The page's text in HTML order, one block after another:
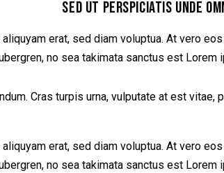
SED UT PERSPICIATIS UNDE
erat, sed diam voluptua. At vero
no sea takimata sanctus est Lorem
Cras turpis urna, vulputate at est vitae,
erat, sed diam voluptua. At vero
no sea takimata sanctus est Lorem